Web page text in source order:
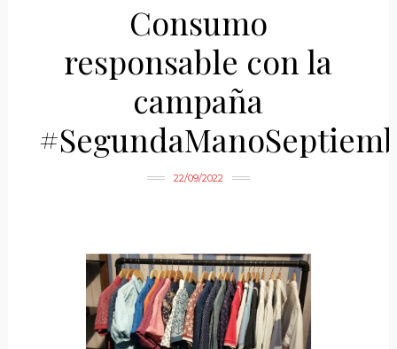
Consumo
responsable con la
campaña
22/09/2022